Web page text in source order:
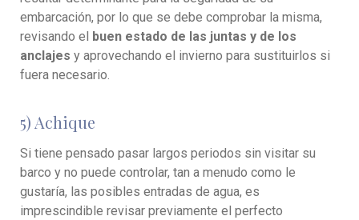
embarcación, por lo que se debe comprobar la misma,
revisando el buen estado de las juntas y de los
anclajes y aprovechando el invierno para sustituirlos si
fuera necesario.
5) Achique
Si tiene pensado pasar largos periodos sin visitar su
barco y no puede controlar, tan a menudo como le
gustaría, las posibles entradas de agua, es
imprescindible revisar previamente el perfecto